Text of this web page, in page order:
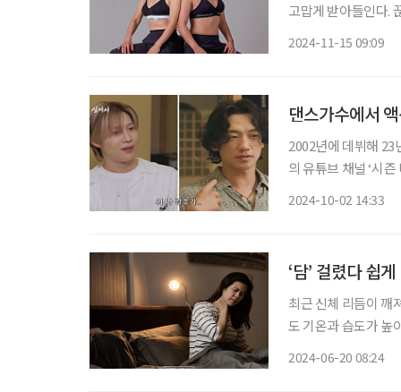
고맙게 받아들인다.
2024-11-15 09:09
댄스가수에서
2002년에 데뷔해 23
의 유튜브 채널 ‘시
2024-10-02 14:33
‘담’ 걸렸다 쉽
최근 신체 리듬이 깨
도 기온과 습도가 높
2024-06-20 08:24